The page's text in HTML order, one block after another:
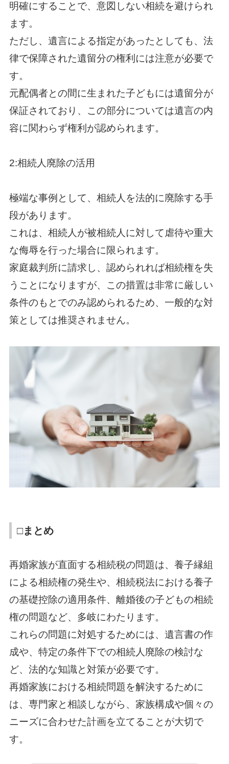
明確にすることで、意図しない相続を避けられ
ます。
ただし、遺言による指定があったとしても、法
律で保障された遺留分の権利には注意が必要で
す。
元配偶者との間に生まれた子どもには遺留分が
保証されており、この部分については遺言の内
容に関わらず権利が認められます。
2:相続人廃除の活用
極端な事例として、相続人を法的に廃除する手
段があります。
これは、相続人が被相続人に対して虐待や重大
な侮辱を行った場合に限られます。
家庭裁判所に請求し、認められれば相続権を失
うことになりますが、この措置は非常に厳しい
条件のもとでのみ認められるため、一般的な対
策としては推奨されません。
□まとめ
再婚家族が直面する相続税の問題は、養子縁組
による相続権の発生や、相続税法における養子
の基礎控除の適用条件、離婚後の子どもの相続
権の問題など、多岐にわたります。
これらの問題に対処するためには、遺言書の作
成や、特定の条件下での相続人廃除の検討な
ど、法的な知識と対策が必要です。
再婚家族における相続問題を解決するために
は、専門家と相談しながら、家族構成や個々の
ニーズに合わせた計画を立てることが大切で
す。